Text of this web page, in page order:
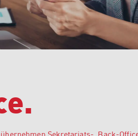
Sekretariats-, Back-